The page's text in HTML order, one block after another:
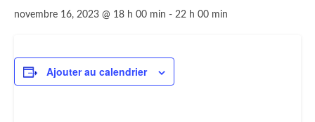
novembre 16, 2023 @ 18 h 00 min - 22 h 00 min
Ajouter au calendrier